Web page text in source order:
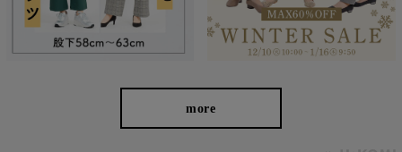
やすい女性の体形にしっかりフィット、サポート。 長時間
はいていても疲れにくく、キレイと快適を両立します。
more